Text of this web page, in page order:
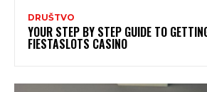
DRUŠTVO
YOUR STEP BY STEP GUIDE TO
FIESTASLOTS CASINO